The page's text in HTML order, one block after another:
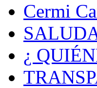
Cermi
¿